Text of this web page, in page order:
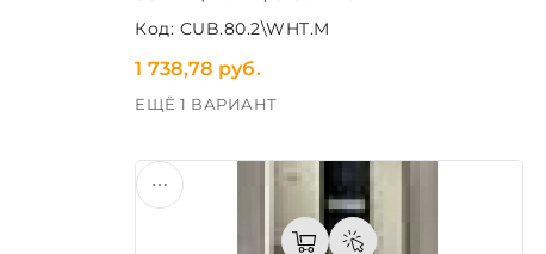
Код: CUB.80.2\WHT.M
1 738,78 руб.
ЕЩЁ 1 ВАРИАНТ